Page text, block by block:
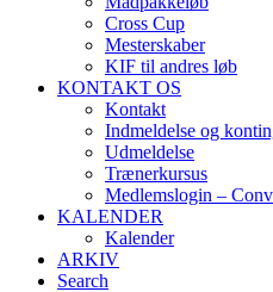
Cross Cup
Mesterskaber
KIF til andres løb
KONTAKT OS
Kontakt
Indmeldelse og
Udmeldelse
Trænerkursus
Medlemslogin –
KALENDER
Kalender
ARKIV
Search